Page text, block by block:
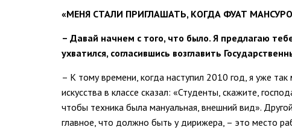
«МЕНЯ СТАЛИ ПРИГЛАШАТЬ, КОГДА ФУАТ
– Давай начнем с того, что было. Я предлагаю
ухватился, согласившись возглавить
– К тому времени, когда наступил 2010 год, я уже
искусства в классе сказал: «Студенты, скажите,
чтобы техника была мануальная, внешний вид».
главное, что должно быть у дирижера, – это место